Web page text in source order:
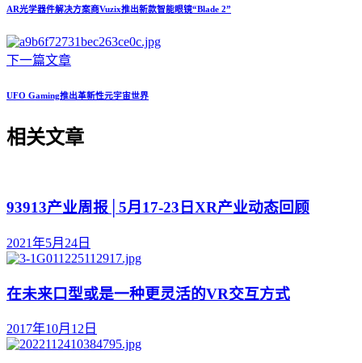
AR光学器件解决方案商Vuzix推出新款智能眼镜“Blade 2”
下一篇文章
UFO Gaming推出革新性元宇宙世界
相关文章
93913产业周报│5月17-23日XR产业动态回顾
2021年5月24日
在未来口型或是一种更灵活的VR交互方式
2017年10月12日